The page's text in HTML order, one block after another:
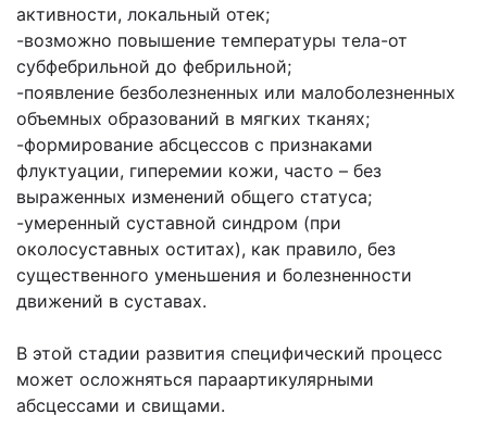
активности, локальный отек;
-возможно повышение температуры тела-от
субфебрильной до фебрильной;
-появление безболезненных или малоболезненных
объемных образований в мягких тканях;
-формирование абсцессов с признаками
флуктуации, гиперемии кожи, часто – без
выраженных изменений общего статуса;
-умеренный суставной синдром (при
околосуставных оститах), как правило, без
существенного уменьшения и болезненности
движений в суставах.
В этой стадии развития специфический процесс
может осложняться параартикулярными
абсцессами и свищами.